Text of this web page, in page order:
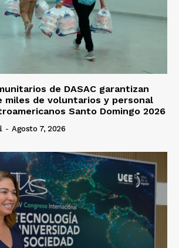
de DASAC garantizan
miles de voluntarios y personal
Santo Domingo 2026
- Agosto 7, 2026